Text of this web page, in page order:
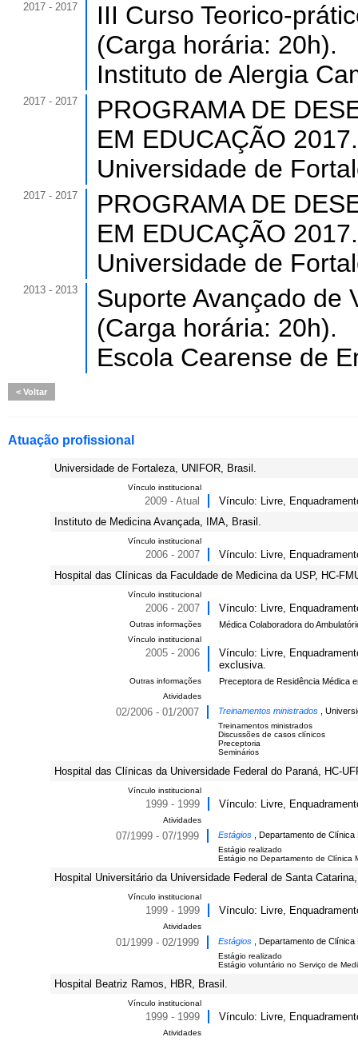
2017 - 2017
III Curso Teorico-
(Carga horária: 20h).
Instituto de Alergia
2017 - 2017
PROGRAMA DE
EM EDUCAÇÃO
Universidade de
2017 - 2017
PROGRAMA DE
EM EDUCAÇÃO
Universidade de
2013 - 2013
Suporte Avançado de
(Carga horária: 20h).
Escola Cearense de
Voltar
Atuação profissional
Universidade de Fortaleza, UNIFOR, Brasil.
Vínculo institucional
2009 - Atual
Vínculo: Livre,
Instituto de Medicina Avançada, IMA, Brasil.
Vínculo institucional
2006 - 2007
Vínculo: Livre,
Hospital das Clínicas da Faculdade de Medicina da USP, HC-
Vínculo institucional
2006 - 2007 Vínculo: Livre,
Outras informações Médica Colaboradora do
Vínculo institucional
2005 - 2006
Vínculo: Livre,
exclusiva.
Outras informações Preceptora de Residência Médica
Atividades
02/2006 - 01/2007 Treinamentos ministrados ,
Treinamentos ministrados
Discussões de casos clínicos
Preceptoria
Seminários
Hospital das Clínicas da Universidade Federal do Paraná, HC-
Vínculo institucional
1999 - 1999 Vínculo: Livre,
Atividades
07/1999 - 07/1999 Estágios , Departamento de Clínica
Estágio realizado
Estágio no Departamento de Clínica
Hospital Universitário da Universidade Federal de Santa
Vínculo institucional
1999 - 1999 Vínculo: Livre,
Atividades
01/1999 - 02/1999 Estágios , Departamento de
Estágio realizado
Estágio voluntário no Serviço de
Hospital Beatriz Ramos, HBR, Brasil.
Vínculo institucional
1999 - 1999 Vínculo: Livre,
Atividades